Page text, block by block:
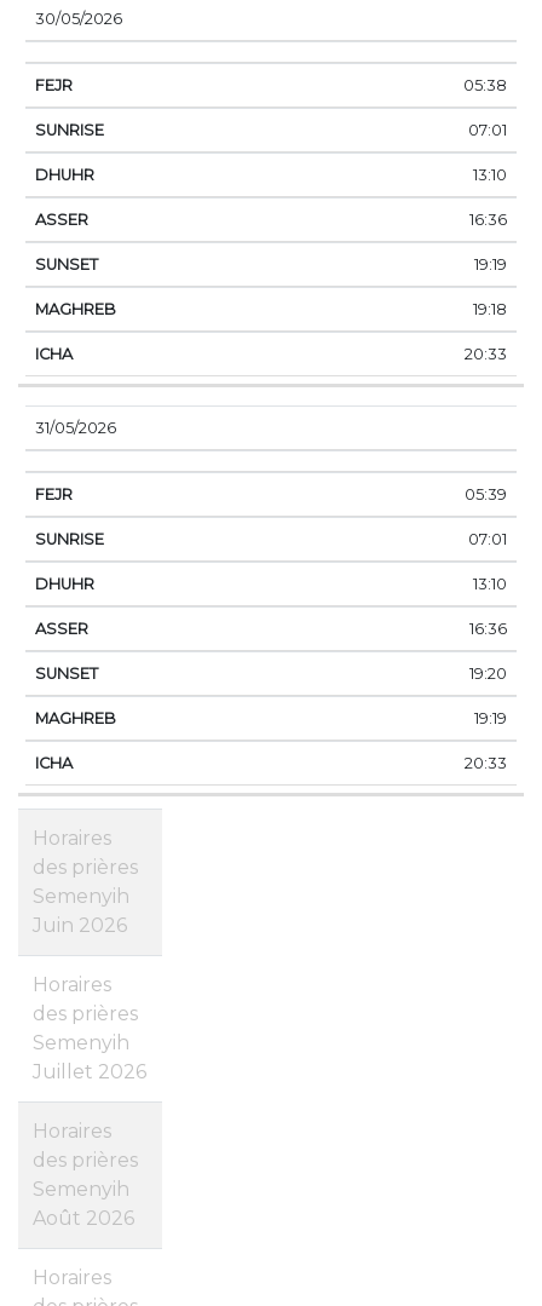
30/05/2026
05:38
07:01
13:10
16:36
19:19
19:18
20:33
31/05/2026
05:39
07:01
13:10
16:36
19:20
19:19
20:33
Horaires
des prières
Semenyih
Juin 2026
Horaires
des prières
Semenyih
Juillet 2026
Horaires
des prières
Semenyih
Août 2026
Horaires